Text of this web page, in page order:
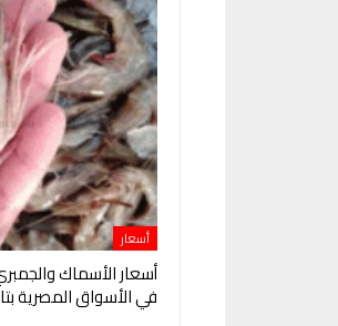
أسعار
أسعار الأسماك
في الأسواق المصرية بتاريخ 12